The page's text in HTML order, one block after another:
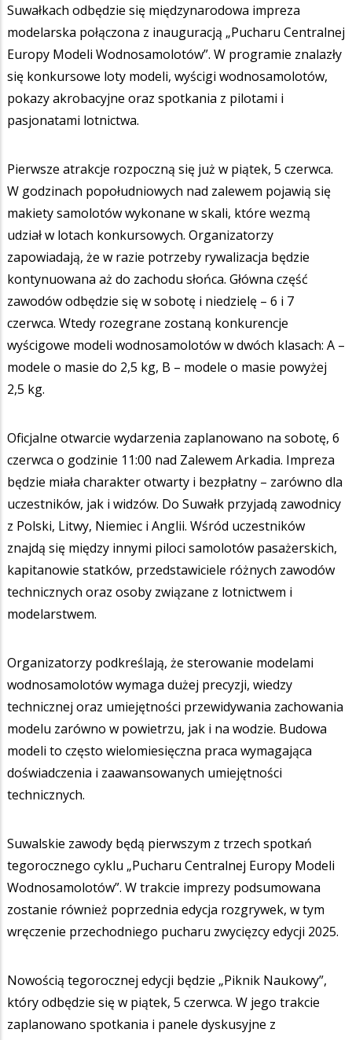
Suwałkach odbędzie się międzynarodowa impreza
modelarska połączona z inauguracją „Pucharu Centralnej
Europy Modeli Wodnosamolotów”. W programie znalazły
się konkursowe loty modeli, wyścigi wodnosamolotów,
pokazy akrobacyjne oraz spotkania z pilotami i
pasjonatami lotnictwa.
Pierwsze atrakcje rozpoczną się już w piątek, 5 czerwca.
W godzinach popołudniowych nad zalewem pojawią się
makiety samolotów wykonane w skali, które wezmą
udział w lotach konkursowych. Organizatorzy
zapowiadają, że w razie potrzeby rywalizacja będzie
kontynuowana aż do zachodu słońca. Główna część
zawodów odbędzie się w sobotę i niedzielę – 6 i 7
czerwca. Wtedy rozegrane zostaną konkurencje
wyścigowe modeli wodnosamolotów w dwóch klasach: A –
modele o masie do 2,5 kg, B – modele o masie powyżej
2,5 kg.
Oficjalne otwarcie wydarzenia zaplanowano na sobotę, 6
czerwca o godzinie 11:00 nad Zalewem Arkadia. Impreza
będzie miała charakter otwarty i bezpłatny – zarówno dla
uczestników, jak i widzów. Do Suwałk przyjadą zawodnicy
z Polski, Litwy, Niemiec i Anglii. Wśród uczestników
znajdą się między innymi piloci samolotów pasażerskich,
kapitanowie statków, przedstawiciele różnych zawodów
technicznych oraz osoby związane z lotnictwem i
modelarstwem.
Organizatorzy podkreślają, że sterowanie modelami
wodnosamolotów wymaga dużej precyzji, wiedzy
technicznej oraz umiejętności przewidywania zachowania
modelu zarówno w powietrzu, jak i na wodzie. Budowa
modeli to często wielomiesięczna praca wymagająca
doświadczenia i zaawansowanych umiejętności
technicznych.
Suwalskie zawody będą pierwszym z trzech spotkań
tegorocznego cyklu „Pucharu Centralnej Europy Modeli
Wodnosamolotów”. W trakcie imprezy podsumowana
zostanie również poprzednia edycja rozgrywek, w tym
wręczenie przechodniego pucharu zwycięzcy edycji 2025.
Nowością tegorocznej edycji będzie „Piknik Naukowy”,
który odbędzie się w piątek, 5 czerwca. W jego trakcie
zaplanowano spotkania i panele dyskusyjne z